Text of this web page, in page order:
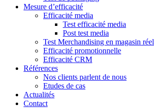
Mesure d’efficacité
Efficacité media
Test efficacité media
Post test media
Test Merchandising en magasin réel
Efficacité promotionnelle
Efficacité CRM
Références
Nos clients parlent de nous
Etudes de cas
Actualités
Contact